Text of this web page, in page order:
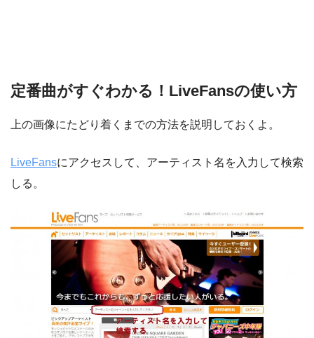
定番曲がすぐわかる！LiveFansの使い方
上の画像にたどり着くまでの方法を説明しておくよ。
LiveFansにアクセスして、アーティスト名を入力して検索
しる。